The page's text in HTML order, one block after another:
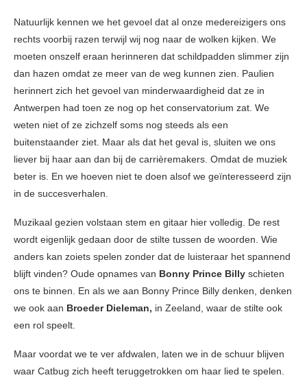
Natuurlijk kennen we het gevoel dat al onze medereizigers ons
rechts voorbij razen terwijl wij nog naar de wolken kijken. We
moeten onszelf eraan herinneren dat schildpadden slimmer zijn
dan hazen omdat ze meer van de weg kunnen zien. Paulien
herinnert zich het gevoel van minderwaardigheid dat ze in
Antwerpen had toen ze nog op het conservatorium zat. We
weten niet of ze zichzelf soms nog steeds als een
buitenstaander ziet. Maar als dat het geval is, sluiten we ons
liever bij haar aan dan bij de carrièremakers. Omdat de muziek
beter is. En we hoeven niet te doen alsof we geïnteresseerd zijn
in de succesverhalen.
Muzikaal gezien volstaan stem en gitaar hier volledig. De rest
wordt eigenlijk gedaan door de stilte tussen de woorden. Wie
anders kan zoiets spelen zonder dat de luisteraar het spannend
blijft vinden? Oude opnames van Bonny Prince Billy schieten
ons te binnen. En als we aan Bonny Prince Billy denken, denken
we ook aan Broeder Dieleman, in Zeeland, waar de stilte ook
een rol speelt.
Maar voordat we te ver afdwalen, laten we in de schuur blijven
waar Catbug zich heeft teruggetrokken om haar lied te spelen.